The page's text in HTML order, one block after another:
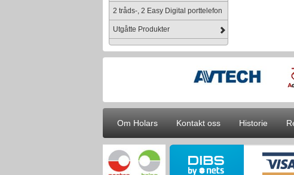
2 tråds-, 2 Easy Digital porttelefon
Utgåtte Produkter
Om Holars Kontakt oss Historie